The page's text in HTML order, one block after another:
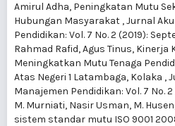
Amirul Adha, Peningkatan Mutu
Hubungan Masyarakat ,Jurnal
Pendidikan: Vol. 7 No. 2 (2019):
Rahmad Rafid, Agus Tinus, Kinerja
Meningkatkan Mutu Tenaga
Atas Negeri 1 Latambaga, Kolaka ,
Manajemen Pendidikan: Vol. 7 No.
M. Murniati, Nasir Usman, M.
sistem standar mutu ISO 9001